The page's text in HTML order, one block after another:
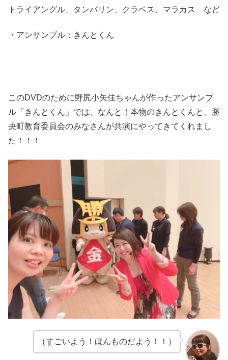
トライアングル、タンバリン、クラベス、マラカス など
・アンサンブル：きんとくん
このDVDのために野尻小矢佳ちゃんが作ったアンサンブ
ル「きんとくん」では、なんと！本物のきんとくんと、勝
央町教育委員会のみなさんが共演にやってきてくれまし
た！！！
（すごいよう！ほんものだよう！！）